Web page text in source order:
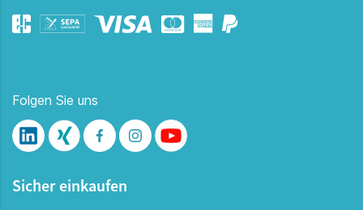
Folgen Sie uns
Sicher einkaufen